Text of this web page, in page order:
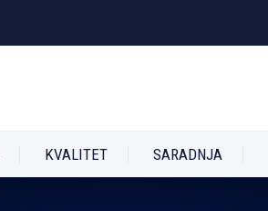
KVALITET SARADNJA